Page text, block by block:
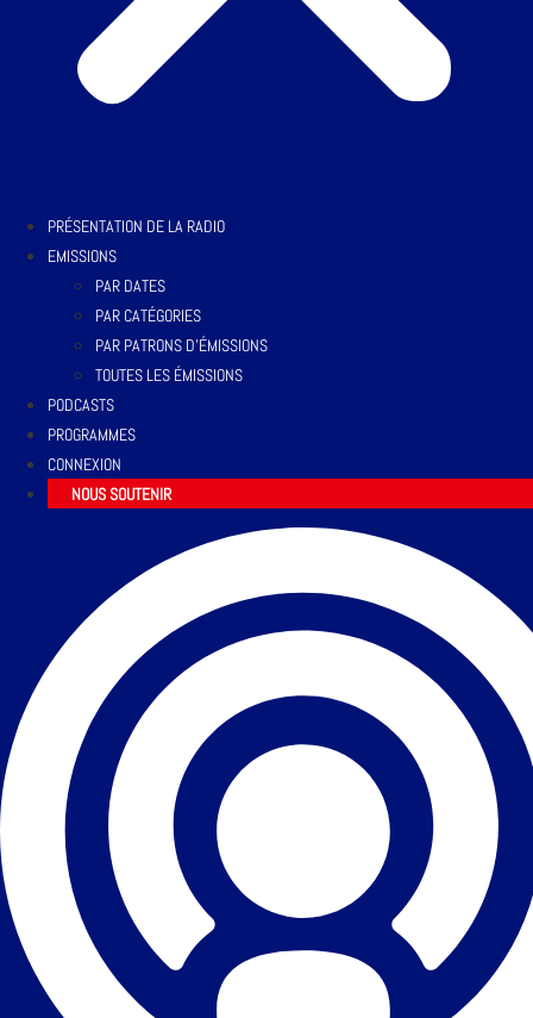
PRÉSENTATION DE LA RADIO
EMISSIONS
PAR DATES
PAR CATÉGORIES
PAR PATRONS D’ÉMISSIONS
TOUTES LES ÉMISSIONS
PODCASTS
PROGRAMMES
CONNEXION
NOUS SOUTENIR